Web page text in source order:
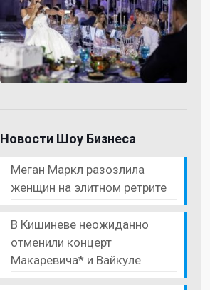
Новости Шоу Бизнеса
Меган Маркл разозлила
женщин на элитном ретрите
В Кишиневе неожиданно
отменили концерт
Макаревича* и Вайкуле